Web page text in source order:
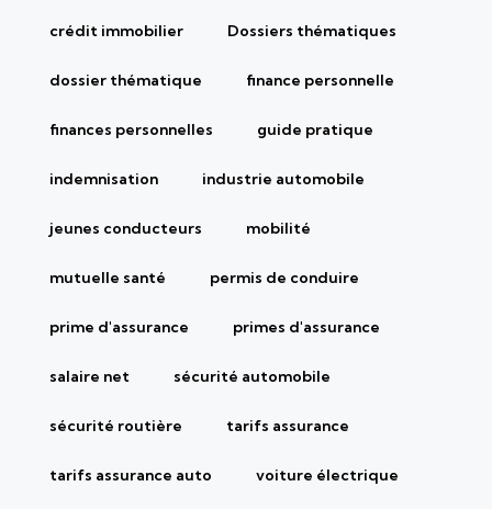
crédit immobilier Dossiers thématiques
dossier thématique finance personnelle
finances personnelles guide pratique
indemnisation industrie automobile
jeunes conducteurs mobilité
mutuelle santé permis de conduire
prime d'assurance primes d'assurance
salaire net sécurité automobile
sécurité routière tarifs assurance
tarifs assurance auto voiture électrique